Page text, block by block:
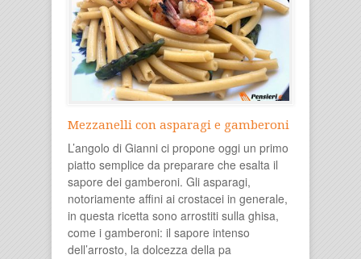
Mezzanelli con asparagi e gamberoni
L’angolo di Gianni ci propone oggi un primo
piatto semplice da preparare che esalta il
sapore dei gamberoni. Gli asparagi,
notoriamente affini ai crostacei in generale,
in questa ricetta sono arrostiti sulla ghisa,
come i gamberoni: il sapore intenso
dell’arrosto, la dolcezza della pa